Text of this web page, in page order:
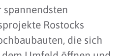
Rostocks
die sich